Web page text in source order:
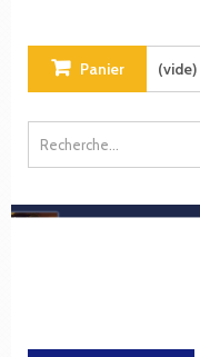
Panier (vide)